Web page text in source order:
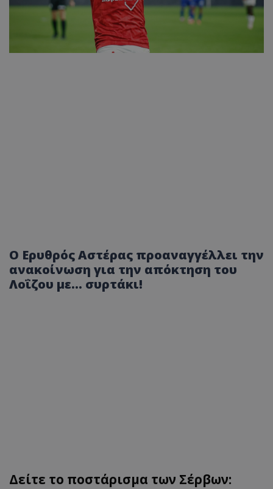
Ο Ερυθρός Αστέρας προαναγγέλλει την
ανακοίνωση για την απόκτηση του
Λοΐζου με... συρτάκι!
Δείτε το ποστάρισμα των Σέρβων: